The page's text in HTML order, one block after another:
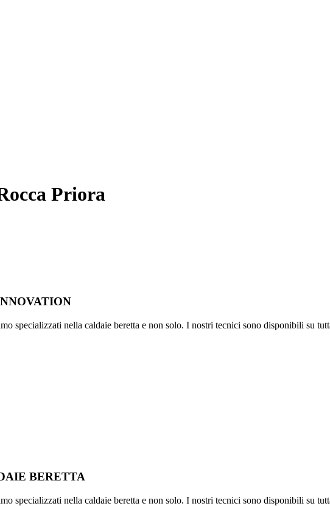
Priora
specializzati nella caldaie beretta e non solo. I nostri tecnici sono disponibili su
BERETTA
specializzati nella caldaie beretta e non solo. I nostri tecnici sono disponibili su